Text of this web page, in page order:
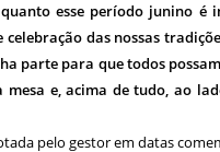
esse período junino é
das nossas
parte para que todos
e, acima de tudo, ao
pelo gestor em datas